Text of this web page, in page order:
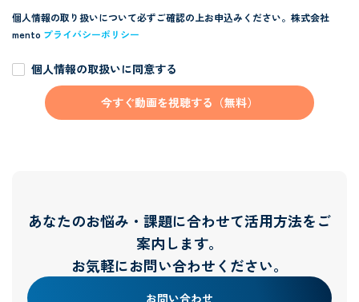
個人情報の取り扱いについて必ずご確認の上お申込みください。 株式会社
mento プライバシーポリシー
個人情報の取扱いに同意する
あなたのお悩み・課題に合わせて活用方法をご
案内します。
お気軽にお問い合わせください。
お問い合わせ